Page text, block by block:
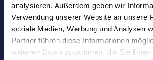
analysieren. Außerdem geben wir
Verwendung unserer Website an unsere
soziale Medien, Werbung und Analysen
Partner führen diese Informationen
weiteren Daten zusammen, die Sie ihnen